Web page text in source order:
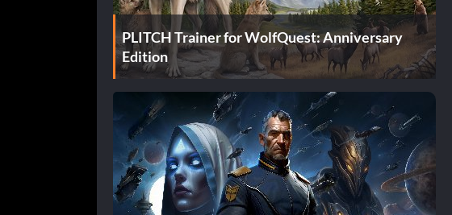
PLITCH Trainer for WolfQuest: Anniversary
Edition